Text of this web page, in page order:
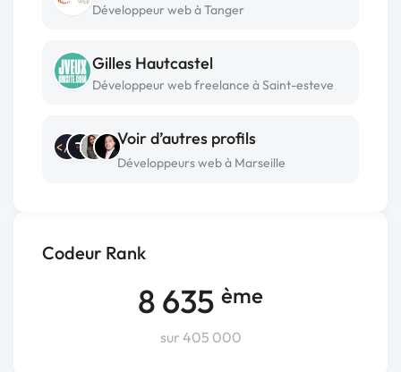
Codeur Rank
8 635 ème
sur 405 000
Développeur web à Tanger
Gilles Hautcastel
Développeur web freelance à Saint-esteve
Voir d’autres profils
Développeurs web à Marseille